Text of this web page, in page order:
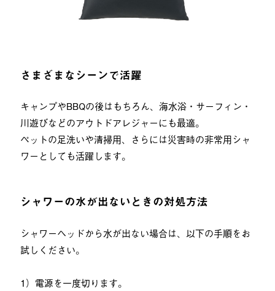
さまざまなシーンで活躍
キャンプやBBQの後はもちろん、海水浴・サーフィン・
川遊びなどのアウトドアレジャーにも最適。
ペットの足洗いや清掃用、さらには災害時の非常用シャ
ワーとしても活躍します。
シャワーの水が出ないときの対処方法
シャワーヘッドから水が出ない場合は、以下の手順をお
試しください。
1）電源を一度切ります。